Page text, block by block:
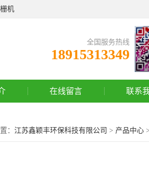
机
全国服务热线
18915313349
在线留言 联系
： 江苏鑫颖丰环保科技有限公司 > 产品中心 >